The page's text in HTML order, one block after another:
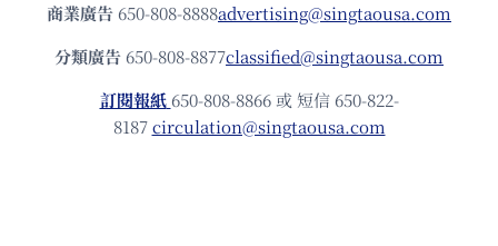
商業廣告 650-808-8888advertising@singtaousa.com
分類廣告 650-808-8877classified@singtaousa.com
訂閱報紙 650-808-8866 或 短信 650-822-
8187circulation@singtaousa.com